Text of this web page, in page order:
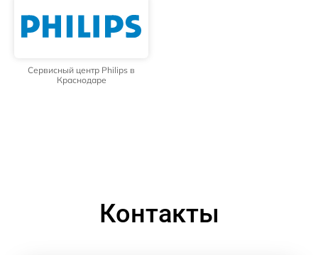
Сервисный центр Philips в
Краснодаре
Контакты